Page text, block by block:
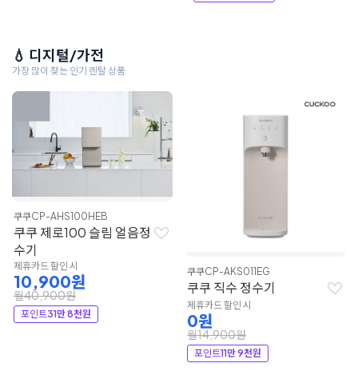
💧 디지털/가전
가장 많이 찾는 인기 렌탈 상품
쿠쿠CP-AHS100HEB
쿠쿠 제로100 슬림 얼음정
수기
제휴카드 할인 시
10,900원
월40,900원
포인트31만 8천원
쿠쿠CP-AKS011EG
쿠쿠 직수 정수기
제휴카드 할인 시
0원
월14,900원
포인트11만 9천원